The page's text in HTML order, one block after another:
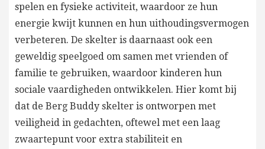
spelen en fysieke activiteit, waardoor ze hun
energie kwijt kunnen en hun uithoudingsvermogen
verbeteren. De skelter is daarnaast ook een
geweldig speelgoed om samen met vrienden of
familie te gebruiken, waardoor kinderen hun
sociale vaardigheden ontwikkelen. Hier komt bij
dat de Berg Buddy skelter is ontworpen met
veiligheid in gedachten, oftewel met een laag
zwaartepunt voor extra stabiliteit en